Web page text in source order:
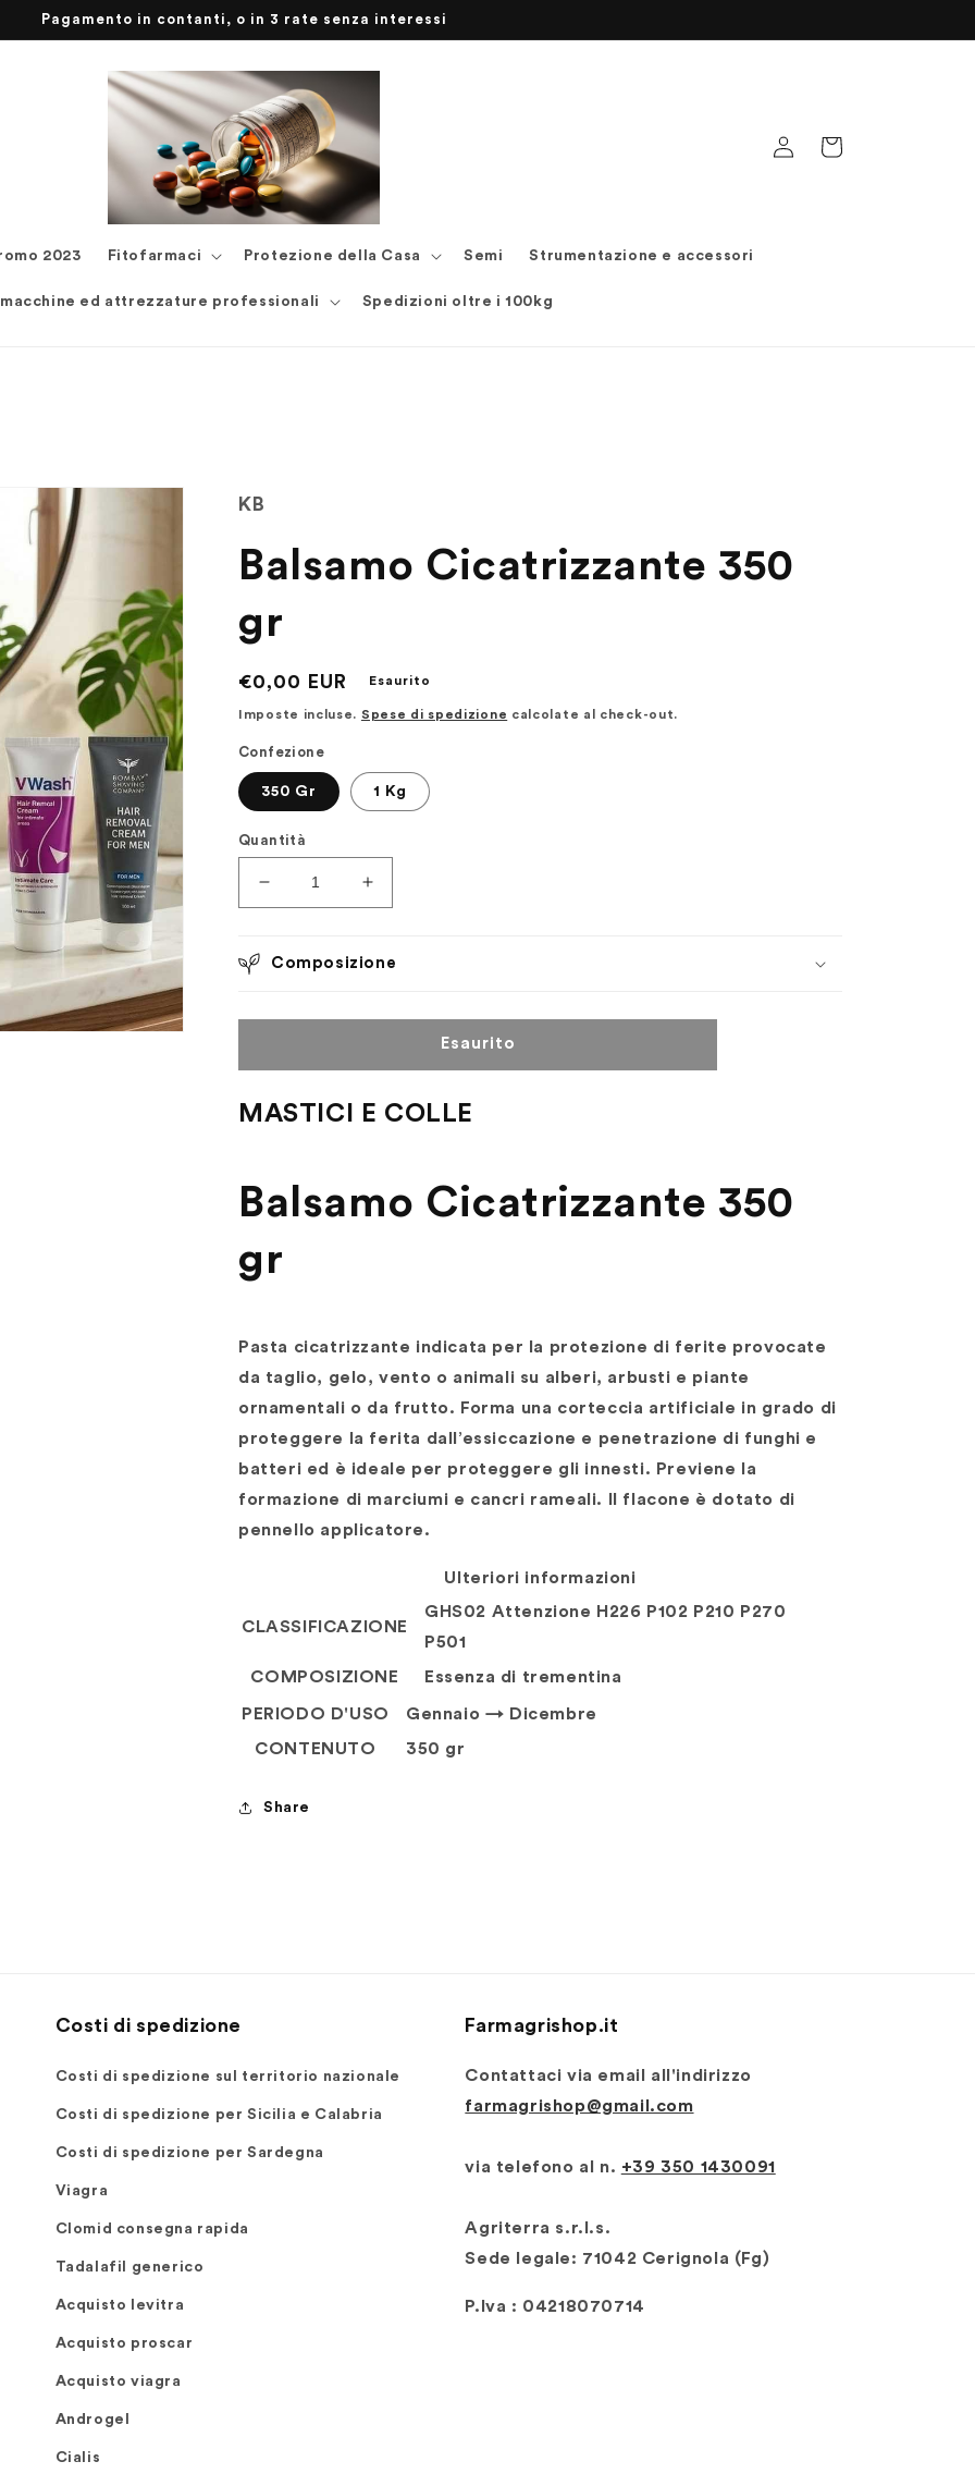
Pagamento in contanti, o in 3 rate senza interessi
2023 Fitofarmaci Protezione della Casa Semi Strumentazione e accessori
ed attrezzature professionali Spedizioni oltre i 100kg
AccediCarrello
KB
Balsamo Cicatrizzante 350
gr
Prezzo
di
€0,00 EUR Esaurito
Imposte incluse. Spese di spedizione calcolate al check-out.
Confezione
350 Gr 1 Kg
Quantità
Diminuisci
quantità
Balsamo
Aumenta
quantità
Balsamo
Composizione
Esaurito
MASTICI E COLLE
Balsamo Cicatrizzante 350
gr
Pasta cicatrizzante indicata per la protezione di ferite provocate
da taglio, gelo, vento o animali su alberi, arbusti e piante
ornamentali o da frutto. Forma una corteccia artificiale in grado di
proteggere la ferita dall’essiccazione e penetrazione di funghi e
batteri ed è ideale per proteggere gli innesti. Previene la
formazione di marciumi e cancri rameali. Il flacone è dotato di
pennello applicatore.
Ulteriori informazioni
CLASSIFICAZIONE
GHS02 Attenzione H226 P102 P210 P270
P501
COMPOSIZIONE
Essenza di trementina
PERIODO D'USO
Gennaio → Dicembre
CONTENUTO
350 gr
Share
Costi di spedizione
Costi di spedizione sul territorio nazionale
Costi di spedizione per Sicilia e Calabria
Costi di spedizione per Sardegna
Viagra
Clomid consegna rapida
Tadalafil generico
Acquisto levitra
Acquisto proscar
Acquisto viagra
Androgel
Cialis
Farmagrishop.it
Contattaci via email all'indirizzo
farmagrishop@gmail.com
via telefono al n. ‭‭ +39 350 1430091
Agriterra s.r.l.s.
Sede legale: 71042 Cerignola (Fg)
P.Iva : 04218070714